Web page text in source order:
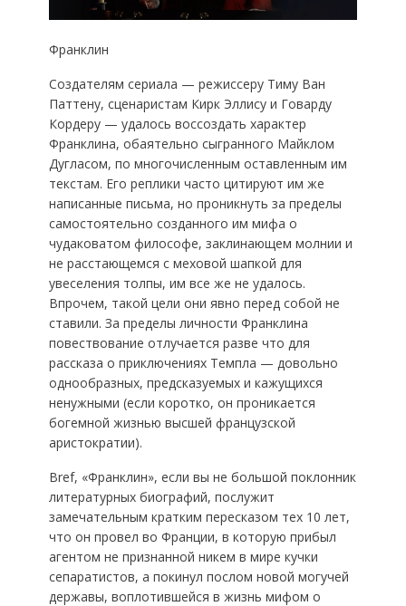
Франклин
Создателям сериала — режиссеру Тиму Ван
Паттену, сценаристам Кирк Эллису и Говарду
Кордеру — удалось воссоздать характер
Франклина, обаятельно сыгранного Майклом
Дугласом, по многочисленным оставленным им
текстам. Его реплики часто цитируют им же
написанные письма, но проникнуть за пределы
самостоятельно созданного им мифа о
чудаковатом философе, заклинающем молнии и
не расстающемся с меховой шапкой для
увеселения толпы, им все же не удалось.
Впрочем, такой цели они явно перед собой не
ставили. За пределы личности Франклина
повествование отлучается разве что для
рассказа о приключениях Темпла — довольно
однообразных, предсказуемых и кажущихся
ненужными (если коротко, он проникается
богемной жизнью высшей французской
аристократии).
Bref, «Франклин», если вы не большой поклонник
литературных биографий, послужит
замечательным кратким пересказом тех 10 лет,
что он провел во Франции, в которую прибыл
агентом не признанной никем в мире кучки
сепаратистов, а покинул послом новой могучей
державы, воплотившейся в жизнь мифом о